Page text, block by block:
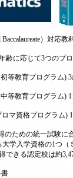
）対応教
に応じて3つのプロ
初等教育プログラム)
等教育プログラム)
マ資格プログラム)
ための統一試験に
学入学資格の1つ
きる認定校は約
書